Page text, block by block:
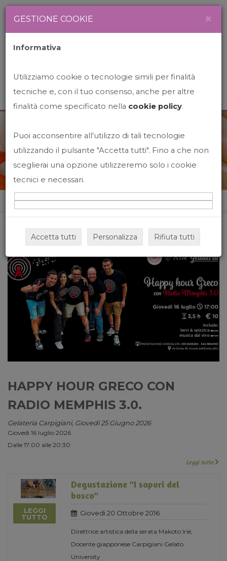
News&Events
Home News&events
HAPPY HOUR GRECO CON
RADIO MEMPHIS 3.0.
Gelateria Carpigiani, Giovedi 25 Giugno 2026
Giovedì 16 luglio 2026
Dalle 17:00 alle 20:30
Leggi tutto
LEGGI
TUTTO
Degustazione "I sapori del
bosco"
Giovedi 20 Ottobre 2016
Direttrice artistica della serata Makoto Irie,
Docente giapponese Carpigiani Gelato
University
GESTIONE COOKIE ×
Informativa
Utilizziamo cookie o tecnologie simili per finalità
tecniche e, con il tuo consenso, anche per altre
finalità come specificato nella cookie policy.
Puoi acconsentire all'utilizzo di tali tecnologie
utilizzando il pulsante "Accetta tutti". Fino a che non
sceglierai una opzione utilizzeremo solo i cookie
tecnici e necessari.
Accetta tutti Personalizza Rifiuta tutti